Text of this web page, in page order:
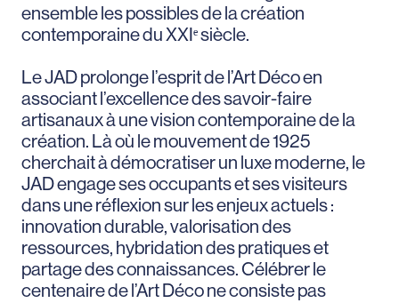
ensemble les possibles de la création
contemporaine du XXIᵉ siècle.
Le JAD prolonge l’esprit de l’Art Déco en
associant l’excellence des savoir-faire
artisanaux à une vision contemporaine de la
création. Là où le mouvement de 1925
cherchait à démocratiser un luxe moderne, le
JAD engage ses occupants et ses visiteurs
dans une réflexion sur les enjeux actuels :
innovation durable, valorisation des
ressources, hybridation des pratiques et
partage des connaissances. Célébrer le
centenaire de l’Art Déco ne consiste pas